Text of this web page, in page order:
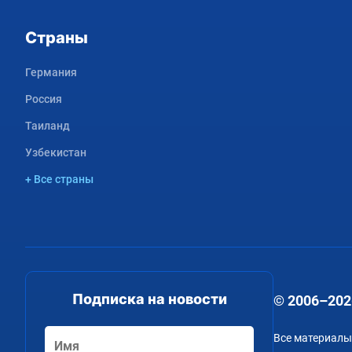
Страны
Германия
Россия
Таиланд
Узбекистан
+ Все страны
Подписка на новости ©
Все